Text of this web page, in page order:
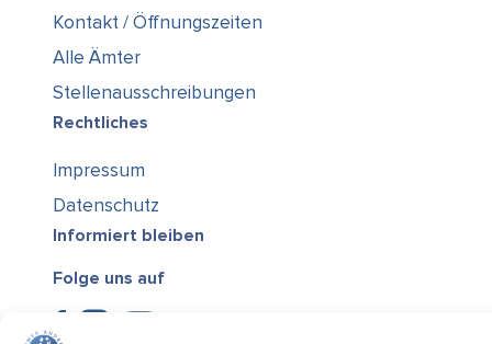
Kontakt / Öffnungszeiten
Alle Ämter
Stellenausschreibungen
Rechtliches
Impressum
Datenschutz
Informiert bleiben
Folge uns auf